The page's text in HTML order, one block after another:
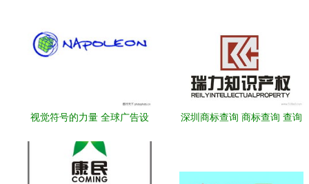
视觉符号的力量 全球广告设
解析
深圳商标查询 商标查询 查询